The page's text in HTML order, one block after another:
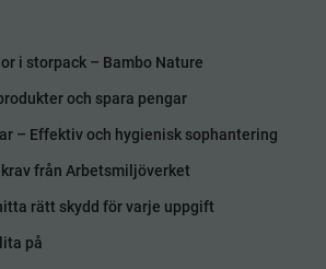
i storpack – Bambo Nature
och spara pengar
– Effektiv och hygienisk sophantering
från Arbetsmiljöverket
rätt skydd för varje uppgift
på